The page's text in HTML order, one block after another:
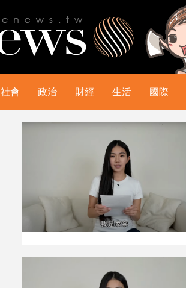
社會 政治 財經 生活 國際